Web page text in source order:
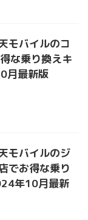
モバイルのコ
な乗り換えキ
月最新版
モバイルのジ
でお得な乗り
年10月最新